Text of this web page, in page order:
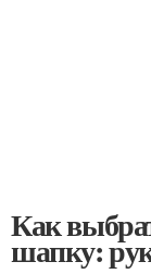
Как
шапку: